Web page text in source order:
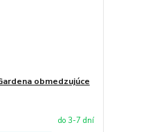
obmedzujúce
do 3-7 dní